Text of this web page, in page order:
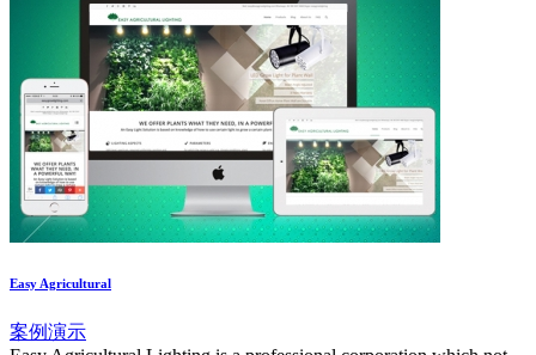
Easy Agricultural
案例演示